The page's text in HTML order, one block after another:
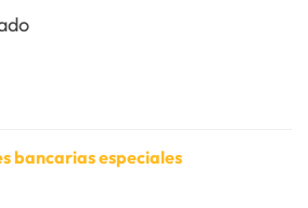
bancarias especiales